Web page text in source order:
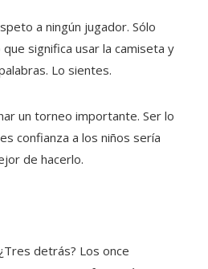
a ningún jugador. Sólo
significa usar la camiseta y
Lo sientes.
un torneo importante. Ser lo
confianza a los niños sería
de hacerlo.
detrás? Los once